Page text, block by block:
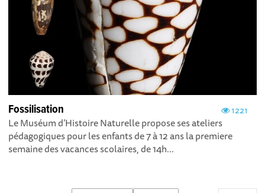
1221
Fossilisation
Le Muséum d’Histoire Naturelle propose ses ateliers
pédagogiques pour les enfants de 7 à 12 ans la premiere
semaine des vacances scolaires, de 14h...